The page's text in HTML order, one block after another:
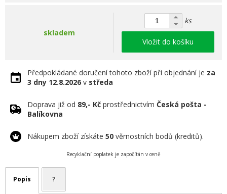
skladem
ks
Vložit do košíku
Předpokládané doručení tohoto zboží při objednání je za
3 dny 12.8.2026 v středa
Doprava již od 89,- Kč prostřednictvím Česká pošta -
Balíkovna
Nákupem zboží získáte 50 věrnostních bodů (kreditů).
Recyklační poplatek je započítán v ceně
Popis ?